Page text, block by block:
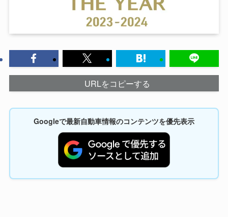
URLをコピーする
Googleで最新自動車情報のコンテンツを優先表示